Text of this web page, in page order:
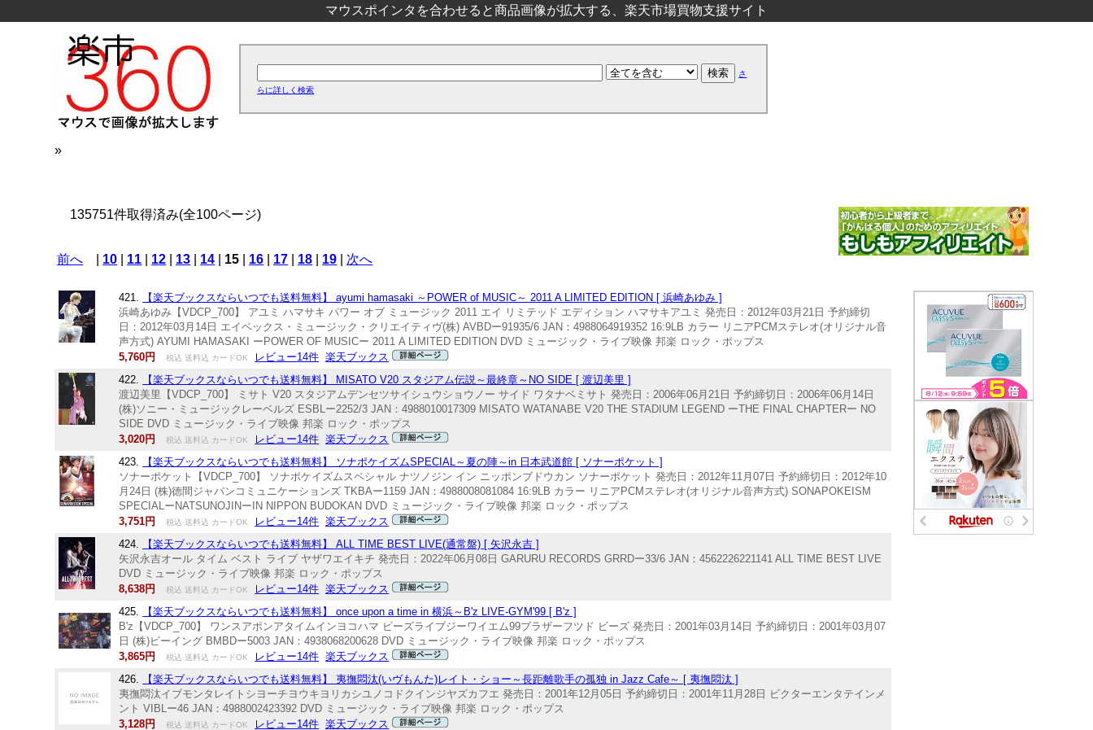
マウスポインタを合わせると商品画像が拡大する、楽天市場買物支援サイト
さ
らに詳しく検索
»
135751件取得済み(全100ページ)
前へ 10 11 12 13 14 15 16 17 18 19 次へ
421.
【楽天ブックスならいつでも送料無料】 ayumi hamasaki ～POWER of MUSIC～ 2011 A LIMITED EDITION [ 浜崎あゆみ ]
浜崎あゆみ【VDCP_700】 アユミ ハマサキ パワー オブ ミュージック 2011 エイ リミテッド エディション ハマサキアユミ 発売日：2012年03月21日 予約締切
日：2012年03月14日 エイベックス・ミュージック・クリエイティヴ(株) AVBDー91935/6 JAN：4988064919352 16:9LB カラー リニアPCMステレオ(オリジナル音
声方式) AYUMI HAMASAKI ーPOWER OF MUSICー 2011 A LIMITED EDITION DVD ミュージック・ライブ映像 邦楽 ロック・ポップス
5,760円
税込 送料込 カードOK レビュー14件 楽天ブックス
422.
【楽天ブックスならいつでも送料無料】 MISATO V20 スタジアム伝説～最終章～NO SIDE [ 渡辺美里 ]
渡辺美里【VDCP_700】 ミサト V20 スタジアムデンセツサイシュウショウノー サイド ワタナベミサト 発売日：2006年06月21日 予約締切日：2006年06月14日
(株)ソニー・ミュージックレーベルズ ESBLー2252/3 JAN：4988010017309 MISATO WATANABE V20 THE STADIUM LEGEND ーTHE FINAL CHAPTERー NO
SIDE DVD ミュージック・ライブ映像 邦楽 ロック・ポップス
3,020円
税込 送料込 カードOK レビュー14件 楽天ブックス
423.
【楽天ブックスならいつでも送料無料】 ソナポケイズムSPECIAL～夏の陣～in 日本武道館 [ ソナーポケット ]
ソナーポケット【VDCP_700】 ソナポケイズムスペシャル ナツノジン イン ニッポンブドウカン ソナーポケット 発売日：2012年11月07日 予約締切日：2012年10
月24日 (株)徳間ジャパンコミュニケーションズ TKBAー1159 JAN：4988008081084 16:9LB カラー リニアPCMステレオ(オリジナル音声方式) SONAPOKEISM
SPECIALーNATSUNOJINーIN NIPPON BUDOKAN DVD ミュージック・ライブ映像 邦楽 ロック・ポップス
3,751円
税込 送料込 カードOK レビュー14件 楽天ブックス
424.
【楽天ブックスならいつでも送料無料】 ALL TIME BEST LIVE(通常盤) [ 矢沢永吉 ]
矢沢永吉オール タイム ベスト ライブ ヤザワエイキチ 発売日：2022年06月08日 GARURU RECORDS GRRDー33/6 JAN：4562226221141 ALL TIME BEST LIVE
DVD ミュージック・ライブ映像 邦楽 ロック・ポップス
8,638円
税込 送料込 カードOK レビュー14件 楽天ブックス
425.
【楽天ブックスならいつでも送料無料】 once upon a time in 横浜～B'z LIVE-GYM'99 [ B'z ]
B'z【VDCP_700】 ワンスアポンアタイムインヨコハマ ビーズライブジーワイエム99ブラザーフツド ビーズ 発売日：2001年03月14日 予約締切日：2001年03月07
日 (株)ビーイング BMBDー5003 JAN：4938068200628 DVD ミュージック・ライブ映像 邦楽 ロック・ポップス
3,865円
税込 送料込 カードOK レビュー14件 楽天ブックス
426.
【楽天ブックスならいつでも送料無料】 夷撫悶汰(いヴもんた)レイト・ショー～長距離歌手の孤独 in Jazz Cafe～ [ 夷撫悶汰 ]
夷撫悶汰イブモンタレイトシヨーチヨウキヨリカシユノコドクインジヤズカフエ 発売日：2001年12月05日 予約締切日：2001年11月28日 ビクターエンタテインメ
ント VIBLー46 JAN：4988002423392 DVD ミュージック・ライブ映像 邦楽 ロック・ポップス
3,128円
税込 送料込 カードOK レビュー14件 楽天ブックス